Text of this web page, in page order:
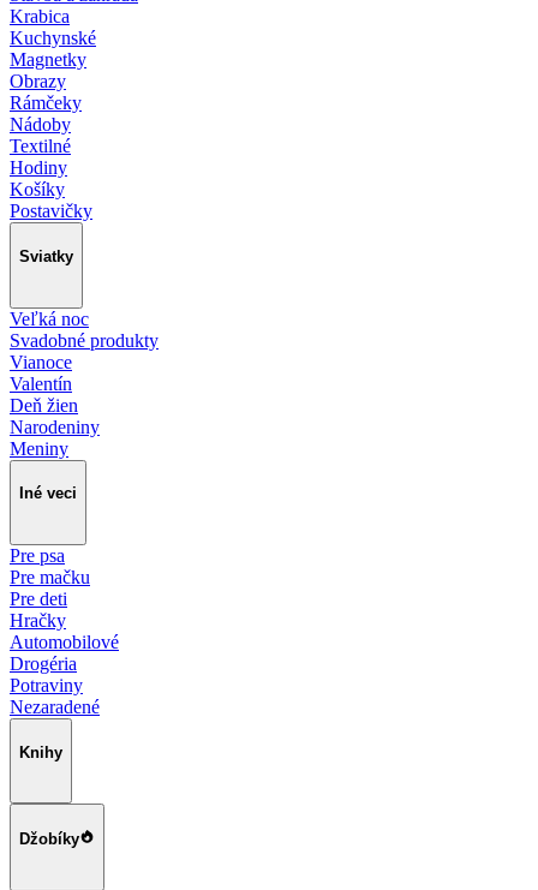
Krabica
Kuchynské
Magnetky
Obrazy
Rámčeky
Nádoby
Textilné
Hodiny
Košíky
Postavičky
Sviatky
Veľká noc
Svadobné produkty
Vianoce
Valentín
Deň žien
Narodeniny
Meniny
Iné veci
Pre psa
Pre mačku
Pre deti
Hračky
Automobilové
Drogéria
Potraviny
Nezaradené
Knihy
Džobíky